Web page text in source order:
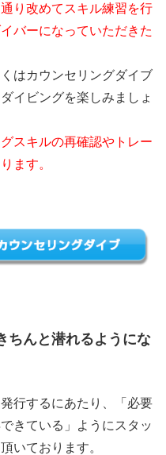
り改めてスキル練習を行
バーになっていただきた
はカウンセリングダイブ
イビングを楽しみましょ
スキルの再確認やトレー
ます。
ちんと潜れるようにな
行するにあたり、「必要
きている」ようにスタッ
いております。